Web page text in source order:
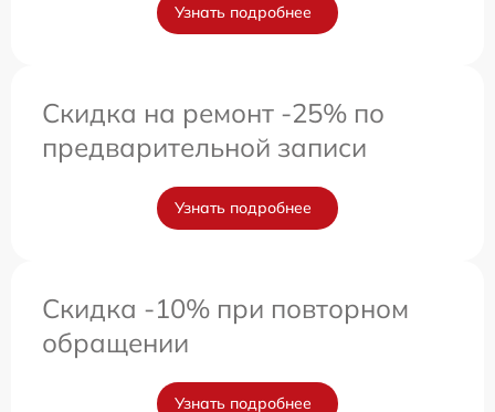
Узнать подробнее
Скидка на ремонт -25% по
предварительной записи
Узнать подробнее
Скидка -10% при повторном
обращении
Узнать подробнее